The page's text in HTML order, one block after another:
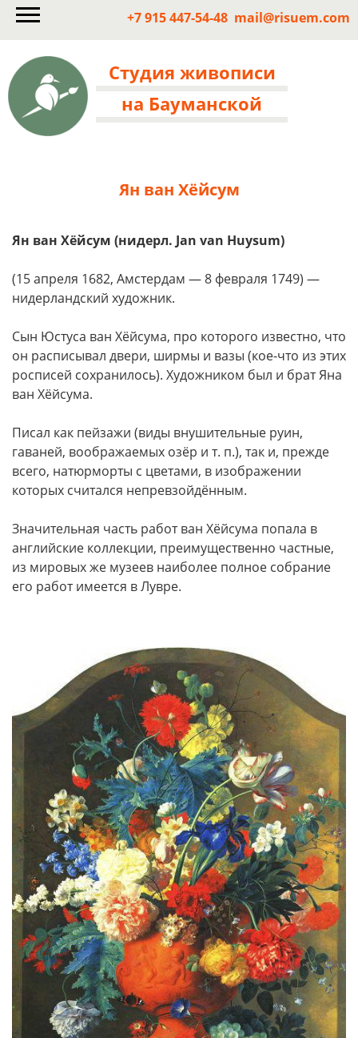
Студия живописи
на Бауманской
+7 915 447-54-48 mail@risuem.com
Ян ван Хёйсум
Ян ван Хёйсум (нидерл. Jan van Huysum)
(15 апреля 1682, Амстердам — 8 февраля 1749) —
нидерландский художник.
Сын Юстуса ван Хёйсума, про которого известно, что
он расписывал двери, ширмы и вазы (кое-что из этих
росписей сохранилось). Художником был и брат Яна
ван Хёйсума.
Писал как пейзажи (виды внушительные руин,
гаваней, воображаемых озёр и т. п.), так и, прежде
всего, натюрморты с цветами, в изображении
которых считался непревзойдённым.
Значительная часть работ ван Хёйсума попала в
английские коллекции, преимущественно частные,
из мировых же музеев наиболее полное собрание
его работ имеется в Лувре.